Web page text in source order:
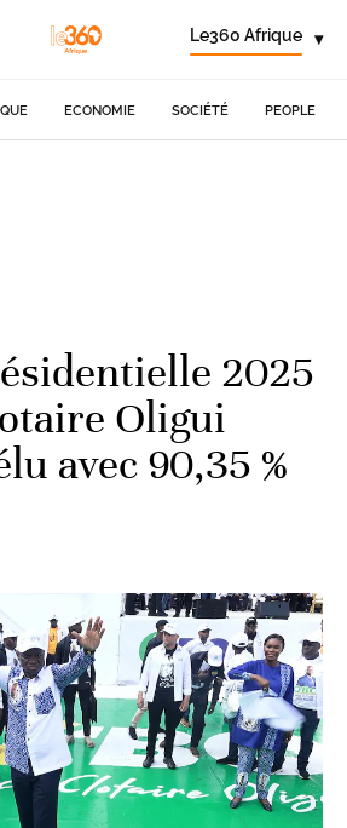
Le360 Afrique ▾
ECONOMIE SOCIÉTÉ PEOPLE
2025
Oligui
avec 90,35 %